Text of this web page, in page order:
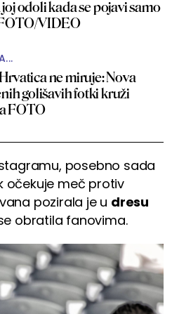
odoli kada se pojavi samo
VIDEO
ne miruje: Nova
golišavih fotki kruži
FOTO
posebno sada
očekuje meč protiv
pozirala je u dresu
obratila fanovima.